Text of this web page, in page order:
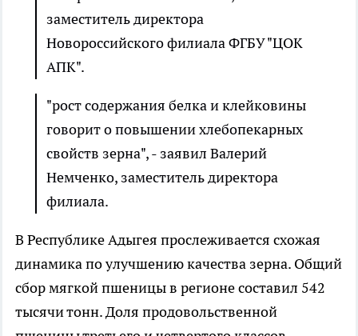
заместитель директора
Новороссийского филиала ФГБУ "ЦОК
АПК".
"рост содержания белка и клейковины
говорит о повышении хлебопекарных
свойств зерна", - заявил Валерий
Немченко, заместитель директора
филиала.
В Республике Адыгея прослеживается схожая
динамика по улучшению качества зерна. Общий
сбор мягкой пшеницы в регионе составил 542
тысячи тонн. Доля продовольственной